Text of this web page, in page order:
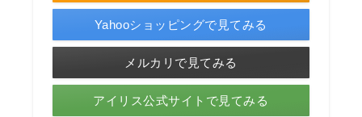
Yahooショッピングで見てみる
メルカリで見てみる
アイリス公式サイトで見てみる